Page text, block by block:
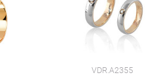
VDR.A2355